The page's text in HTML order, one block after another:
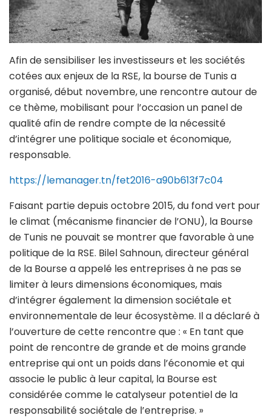
Afin de sensibiliser les investisseurs et les sociétés
cotées aux enjeux de la RSE, la bourse de Tunis a
organisé, début novembre, une rencontre autour de
ce thème, mobilisant pour l’occasion un panel de
qualité afin de rendre compte de la nécessité
d’intégrer une politique sociale et économique,
responsable.
https://lemanager.tn/fet2016-a90b613f7c04
Faisant partie depuis octobre 2015, du fond vert pour
le climat (mécanisme financier de l’ONU), la Bourse
de Tunis ne pouvait se montrer que favorable à une
politique de la RSE. Bilel Sahnoun, directeur général
de la Bourse a appelé les entreprises à ne pas se
limiter à leurs dimensions économiques, mais
d’intégrer également la dimension sociétale et
environnementale de leur écosystème. Il a déclaré à
l’ouverture de cette rencontre que : « En tant que
point de rencontre de grande et de moins grande
entreprise qui ont un poids dans l’économie et qui
associe le public à leur capital, la Bourse est
considérée comme le catalyseur potentiel de la
responsabilité sociétale de l’entreprise. »